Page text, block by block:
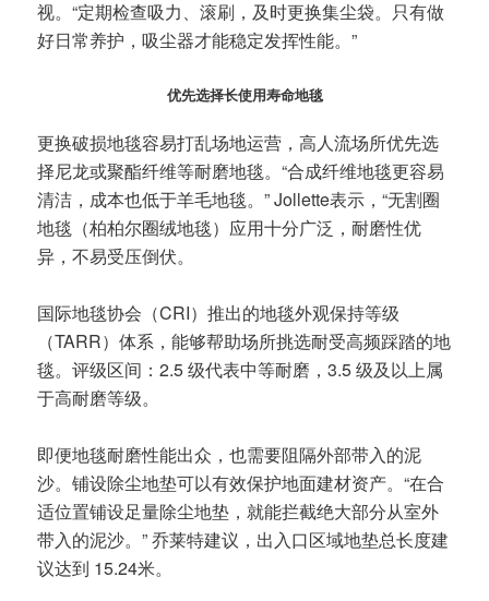
视。“定期检查吸力、滚刷，及时更换集尘袋。只有做
好日常养护，吸尘器才能稳定发挥性能。”
优先选择长使用寿命地毯
更换破损地毯容易打乱场地运营，高人流场所优先选
择尼龙或聚酯纤维等耐磨地毯。“合成纤维地毯更容易
清洁，成本也低于羊毛地毯。” Jollette表示，“无割圈
地毯（柏柏尔圈绒地毯）应用十分广泛，耐磨性优
异，不易受压倒伏。
国际地毯协会（CRI）推出的地毯外观保持等级
（TARR）体系，能够帮助场所挑选耐受高频踩踏的地
毯。评级区间：2.5 级代表中等耐磨，3.5 级及以上属
于高耐磨等级。
即便地毯耐磨性能出众，也需要阻隔外部带入的泥
沙。铺设除尘地垫可以有效保护地面建材资产。“在合
适位置铺设足量除尘地垫，就能拦截绝大部分从室外
带入的泥沙。” 乔莱特建议，出入口区域地垫总长度建
议达到 15.24米。